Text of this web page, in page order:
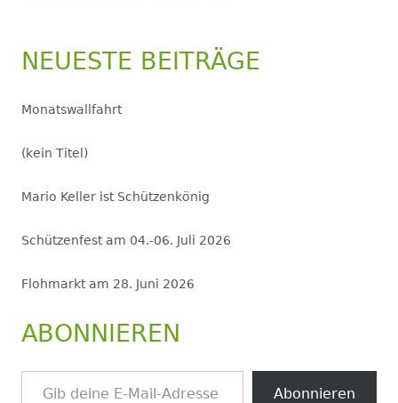
NEUESTE BEITRÄGE
Monatswallfahrt
(kein Titel)
Mario Keller ist Schützenkönig
Schützenfest am 04.-06. Juli 2026
Flohmarkt am 28. Juni 2026
ABONNIEREN
Gib deine E-Mail-Adresse ein ...
Abonnieren